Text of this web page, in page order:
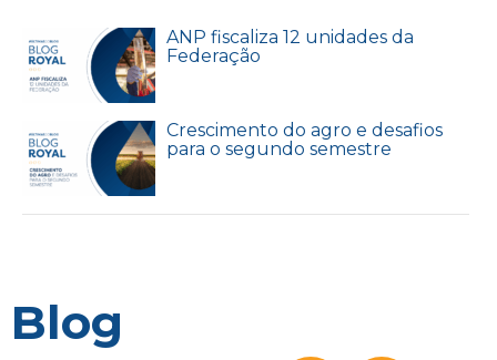
ANP fiscaliza 12 unidades da
Federação
Crescimento do agro e desafios
para o segundo semestre
Blog